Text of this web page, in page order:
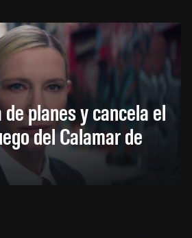
planes y cancela el
del Calamar de